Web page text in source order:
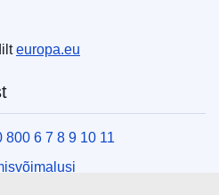
europa.eu
6 7 8 9 10 11